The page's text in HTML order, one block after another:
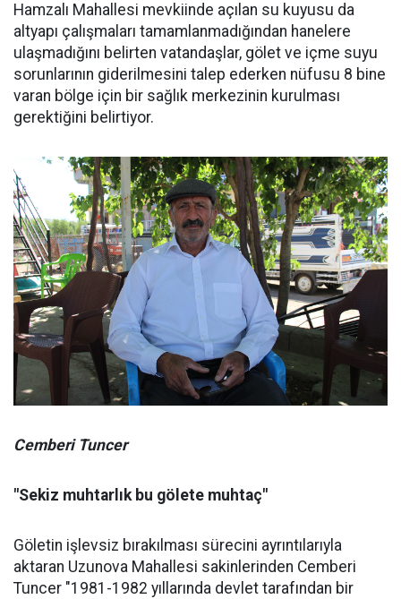
Hamzalı Mahallesi mevkiinde açılan su kuyusu da
altyapı çalışmaları tamamlanmadığından hanelere
ulaşmadığını belirten vatandaşlar, gölet ve içme suyu
sorunlarının giderilmesini talep ederken nüfusu 8 bine
varan bölge için bir sağlık merkezinin kurulması
gerektiğini belirtiyor.
Cemberi Tuncer
"Sekiz muhtarlık bu gölete muhtaç"
Göletin işlevsiz bırakılması sürecini ayrıntılarıyla
aktaran Uzunova Mahallesi sakinlerinden Cemberi
Tuncer "1981-1982 yıllarında devlet tarafından bir